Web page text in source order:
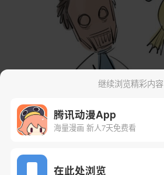
继续浏览精彩内容
腾讯动漫App
海量漫画 新人7天免费看
在此处浏览